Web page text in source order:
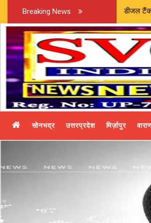
Breaking News
जानकारी | डीजल टैंकर और कोयला लदे ट्रक की
सोनभद्र उत्तरप्रदेश मिर्ज़ापुर